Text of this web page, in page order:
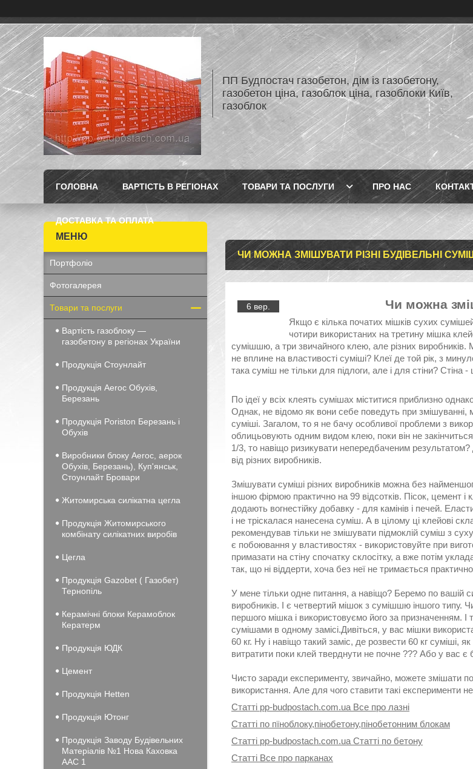
ПП Будпостач газобетон, дім із газобетону,
газобетон ціна, газоблок ціна, газоблоки Київ,
газоблок
ГОЛОВНА ВАРТІСТЬ В РЕГІОНАХ ТОВАРИ ТА ПОСЛУГИ ПРО НАС
ДОСТАВКА ТА ОПЛАТА
ЧИ МОЖНА ЗМІШУВАТИ РІЗНІ БУДІВЕЛЬНІ
6 вер. Чи можна
Якщо є кілька початих мішків сухих
чотири використаних на третину мішка
сумішшю, а три звичайного клею, але різних виробників.
не вплине на властивості суміші? Клеї де той рік, з
така суміш не тільки для підлоги, але і для стіни?
По ідеї у всіх клеять сумішах міститися приблизно
Однак, не відомо як вони себе поведуть при
суміші. Загалом, то я не бачу особливої проблеми з
облицьовують одним видом клею, поки він не
1/3, то навіщо ризикувати непередбаченим
від різних виробників.
Змішувати суміші різних виробників можна без
іншою фірмою практично на 99 відсотків. Пісок, цемент
додають вогнестійку добавку - для камінів і печей.
і не тріскалася нанесена суміш. А в цілому ці клейові
рекомендував тільки не змішувати підмоклій суміш з
є побоювання у властивостях - використовуйте при
примазати на стіну спочатку склосітку, а вже потім
так, що ні віддерти, хоча без неї не тримається
У мене тільки одне питання, а навіщо? Беремо по вашій
виробників. І є четвертий мішок з сумішшю іншого типу.
першого мішка і використовуємо його за призначенням.
сумішами в одному замісі.Дивіться, у вас мішки
60 кг. Ну і навіщо такий заміс, де розвести 60 кг
витратити поки клей тверднути не почне ??? Або у вас
Чисто заради експерименту, звичайно, можете змішати
використання. Але для чого ставити такі експерименти
Статті pp-budpostach.com.ua Все про лазні
Статті по пїноблоку,пінобетону,пінобетонним блокам
Статті pp-budpostach.com.ua Статті по бетону
Статті Все про парканах
Портфоліо
Фотогалерея
Товари та послуги
Вартість газоблоку —
газобетону в регіонах України
Продукція Стоунлайт
Продукція Aeroc Обухів,
Березань
Продукція Poriston Березань і
Обухів
Виробники блоку Aeroc, аерок
Обухів, Березань), Куп'янськ,
Стоунлайт Бровари
Житомирська силікатна цегла
Продукція Житомирського
комбінату силікатних виробів
Цегла
Продукція Gazobet ( Газобет)
Тернопіль
Керамічні блоки Керамоблок
Кератерм
Продукція ЮДК
Цемент
Продукція Hеtten
Продукція Ютонг
Продукція Заводу Будівельних
Матеріалів №1 Нова Каховка
ААС 1